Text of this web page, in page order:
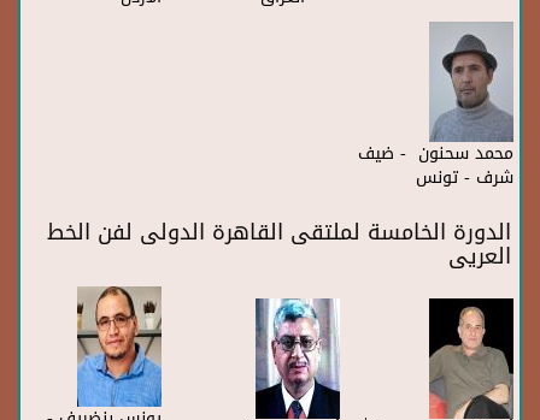
العراق الأردن
محمد سحنون - ضيف
شرف - تونس
الدورة الخامسة لملتقى القاهرة الدولى لفن الخط
العريى